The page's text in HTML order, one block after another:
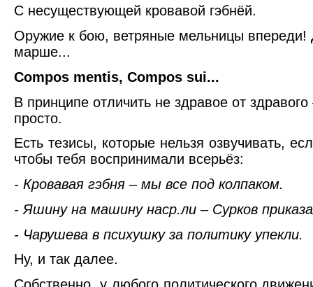
С несуществующей кровавой гэбнёй.
Оружие к бою, ветряные мельницы впереди!
марше...
Compos mentis, Compos sui...
В принципе отличить не здравое от здравого
просто.
Есть тезисы, которые нельзя озвучивать,
чтобы тебя воспринимали всерьёз:
- Кровавая гэбня – мы все под колпаком.
- Яшину на машину наср.ли – Сурков
- Чарушева в психушку за политику упекли.
Ну, и так далее.